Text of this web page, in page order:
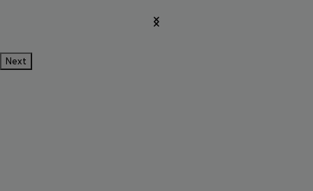
Next